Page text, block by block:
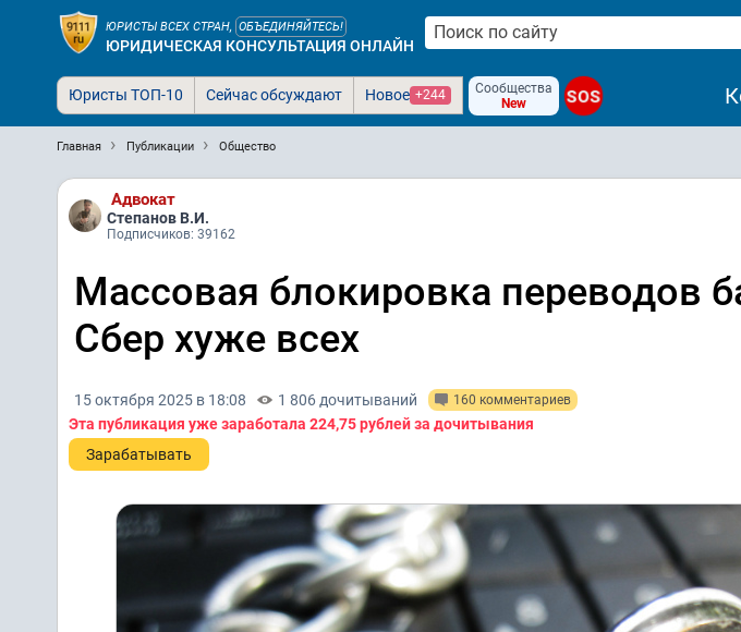
ЮРИСТЫ ВСЕХ СТРАН, ОБЪЕДИНЯЙТЕСЬ!
ЮРИДИЧЕСКАЯ КОНСУЛЬТАЦИЯ ОНЛАЙН
Юристы ТОП-10 Сейчас обсуждают Новое +244
Сообщества
New
SOS
Главная Публикации Общество
Адвокат
Степанов В.И.
Подписчиков: 39162
Массовая блокировка переводов
Сбер хуже всех
15 октября 2025 в 18:08 1 806 дочитываний 160 комментариев
Эта публикация уже заработала 224,75 рублейза дочитывания
Зарабатывать